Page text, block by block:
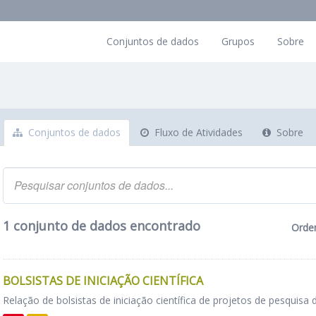
Conjuntos de dados Grupos Sobre
Conjuntos de dados Fluxo de Atividades Sobre
1 conjunto de dados encontrado
BOLSISTAS DE INICIAÇÃO CIENTÍFICA
Relação de bolsistas de iniciação científica de projetos de pesquisa